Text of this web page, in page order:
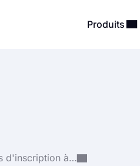
Produits
Formulaires d'inscription à un événement